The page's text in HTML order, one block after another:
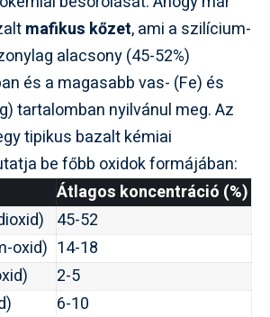
mafikus kőzet, ami a szilícium-
alacsony (45-52%)
és a magasabb vas- (Fe) és
tartalomban nyilvánul meg. Az
tipikus bazalt kémiai
be főbb oxidok formájában:
Átlagos koncentráció (%)
45-52
oxid) 14-18
2-5
6-10